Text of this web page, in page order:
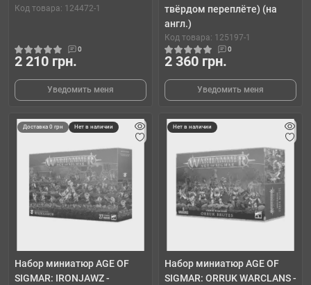
Код товара: 124472-1
0
2 210 грн.
Уведомить меня
твёрдом переплёте) (на
англ.)
Код товара: 125197-1
0
2 360 грн.
Уведомить меня
Доставка 0 грн Нет в наличии
Набор миниатюр AGE OF
SIGMAR: IRONJAWZ -
Нет в наличии
Набор миниатюр AGE OF
SIGMAR: ORRUK WARCLANS -